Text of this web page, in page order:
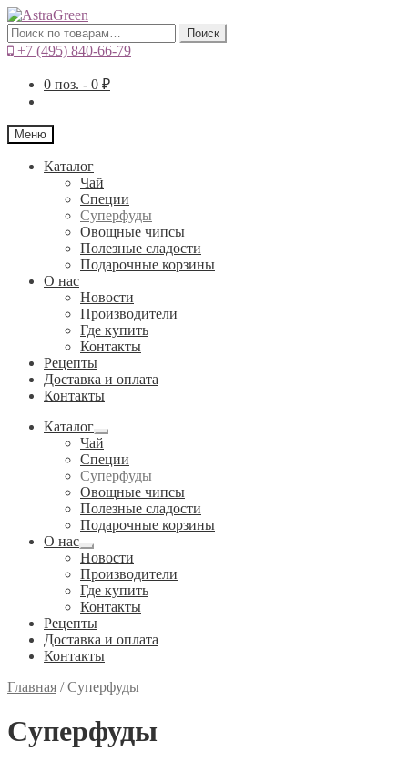
Искать: Поиск
+7 (495) 840-66-79
0 поз. - 0 ₽
Меню
Каталог
Чай
Специи
Cуперфуды
Овощные чипсы
Полезные сладости
Подарочные корзины
О нас
Новости
Производители
Где купить
Контакты
Рецепты
Доставка и оплата
Контакты
Каталог
Развернутое
вложенное
меню
Чай
Специи
Cуперфуды
Овощные чипсы
Полезные сладости
Подарочные корзины
О нас
Развернутое
вложенное
меню
Новости
Производители
Где купить
Контакты
Рецепты
Доставка и оплата
Контакты
Главная /Cуперфуды
Cуперфуды